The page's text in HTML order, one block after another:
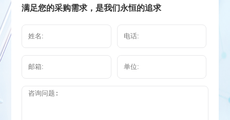
满足您的采购需求，是我们永恒的追求